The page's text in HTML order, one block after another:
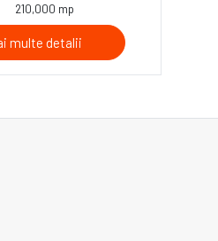
210,000 mp
multe detalii